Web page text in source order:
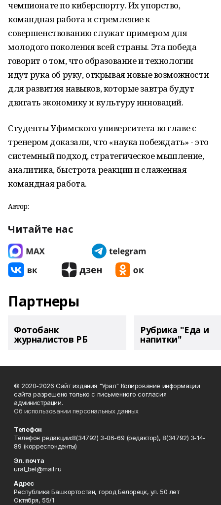
чемпионате по киберспорту. Их упорство,
командная работа и стремление к
совершенствованию служат примером для
молодого поколения всей страны. Эта победа
говорит о том, что образование и технологии
идут рука об руку, открывая новые возможности
для развития навыков, которые завтра будут
двигать экономику и культуру инноваций.
Студенты Уфимского университета во главе с
тренером доказали, что «наука побеждать» - это
системный подход, стратегическое мышление,
аналитика, быстрота реакции и слаженная
командная работа.
Автор:
Читайте нас
Партнеры
Фотобанк
журналистов РБ
Рубрика "Еда и
напитки"
© 2020-2026 Сайт издания "Урал" Копирование информации
сайта разрешено только с письменного согласия
администрации.
Об использовании персональных данных
Телефон
Телефон редакции:8(34792) 3-06-69 (редактор), 8(34792) 3-14-
89 (корреспонденты)
Эл. почта
ural_bel@mail.ru
Адрес
Республика Башкортостан, город Белорецк, ул. 50 лет
Октября, 55/1